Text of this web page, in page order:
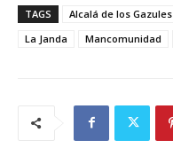
TAGS Alcalá de los Gazules
La Janda
Mancomunidad